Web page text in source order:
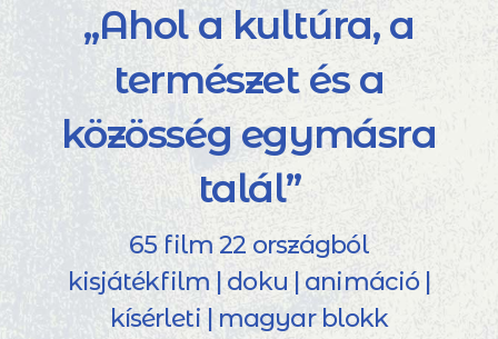
„Ahol a kultúra, a
természet és a
közösség egymásra
talál”
65 film 22 országból
kisjátékfilm | doku | animáció |
kísérleti | magyar blokk